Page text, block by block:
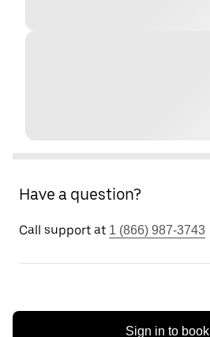
Have a question?
Call support at 1 (866) 987-3743
Sign in to book